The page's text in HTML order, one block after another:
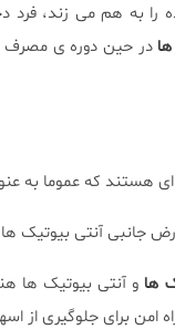
را به هم می زند،
در حین دوره ی مصرف
ای هستند که عموما به
جانبی آنتی بیوتیک
ها و آنتی بیوتیک ها
امن برای جلوگیری از